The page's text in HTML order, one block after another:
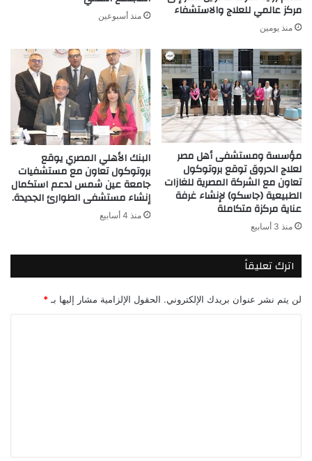
مركز عالمي للعلاج والاستشفاء
منذ يومين
منذ أسبوعين
مؤسسة ومستشفى أهل مصر
لعلاج الحروق توقع بروتوكول
تعاون مع الشركة المصرية للغازات
الطبيعية (جاسكو) لإنشاء غرفة
عناية مركزة متكاملة
منذ 3 أسابيع
البنك الأهلي المصري يوقع
بروتوكول تعاون مع مستشفيات
جامعة عين شمس لدعم استكمال
إنشاء مستشفى الطوارئ الجديدة.
منذ 4 أسابيع
اترك تعليقاً
لن يتم نشر عنوان بريدك الإلكتروني. الحقول الإلزامية مشار إليها بـ *